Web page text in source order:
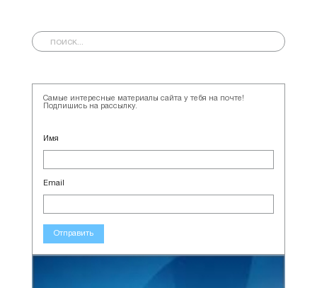
Самые интересные материалы сайта у тебя на почте!
Подпишись на рассылку.
Имя
Email
Отправить